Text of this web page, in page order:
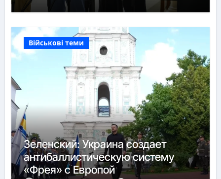
Військові теми
Зеленский: Украина создает
антибаллистическую систему
«Фрея» с Европой